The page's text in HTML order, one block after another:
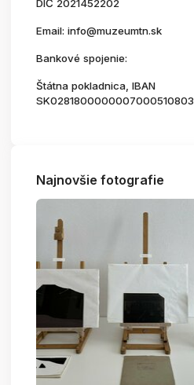
DIČ 2021452202
Email: info@muzeumtn.sk
Bankové spojenie:
Štátna pokladnica, IBAN
SK0281800000007000510803
Najnovšie fotografie